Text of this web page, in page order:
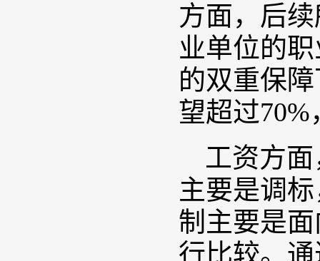
方面，后
业单位的
的双重保
望超过
工资方
主要是调
制主要是
行比较。